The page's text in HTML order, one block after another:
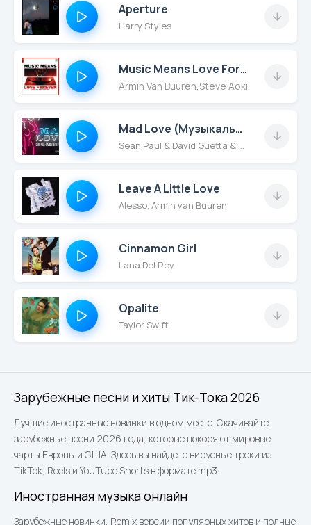
Зарубежные песни и хиты Тик-Тока 2026
Лучшие иностранные новинки в одном месте. Скачивайте
зарубежные песни 2026 года, которые покоряют мировые
чарты Европы и США. Здесь вы найдете вирусные треки из
TikTok, Reels и YouTube Shorts в формате mp3.
Иностранная музыка онлайн
Зарубежные новинки, Remix версии популярных хитов и полные
I'm slowly breaking
downAnd, oh, it's
wish you were right
hereOh, it's hard to
this time I'm thinking
we could never be a
need you, but I miss
you, come hereAnd,
time, I'm thinking I'm
strong enough to
need you, but I miss
you, come hereHe
love me not, he loves
meHe holds me tight
then lets me goHe
Aperture
Harry Styles
Music Means Love Forever
Armin Van Buuren Steve Aoki
Mad Love (Музыкальные Новинки 2018)
Sean Paul & David Guetta & Becky G
Leave A Little Love
Alesso, Armin van Buuren
Cinnamon Girl
Lana Del Rey
Opalite
Taylor Swift